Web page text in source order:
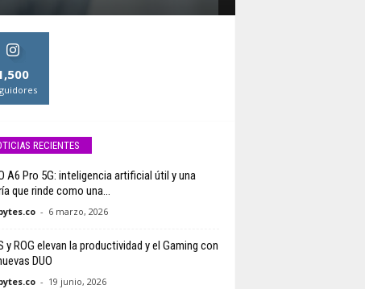
RECIENTES
A6 Pro 5G: inteligencia artificial útil y una
que rinde como una...
- 6 marzo, 2026
y ROG elevan la productividad y el Gaming con
DUO
- 19 junio, 2026